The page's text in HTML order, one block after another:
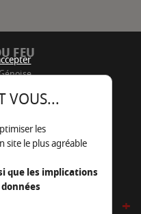
FEU
09
e-mail
VOUS...
les
site le plus agréable
que les implications